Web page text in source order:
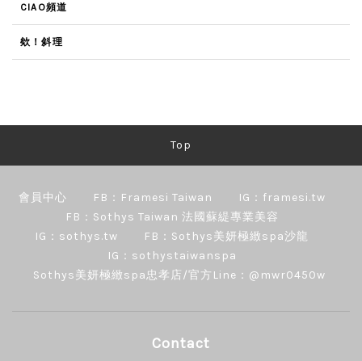
CIAO頻道
欸！斜理
Top
會員中心 FB：Framesi Taiwan
IG：framesi.tw
FB：Sothys Taiwan 法國蘇緹專業美容
IG：sothys.tw
FB：Sothys美妍極緻spa沙龍
IG：sothystaiwanspa
Sothys美妍極緻spa忠孝店/官方Line：@mwr0450w
Contact